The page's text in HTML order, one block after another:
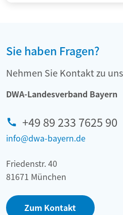
Sie haben Fragen?
Nehmen Sie Kontakt zu
DWA-Landesverband Bayern
+49 89 233 7625 90
info@dwa-bayern.de
Friedenstr. 40
81671 München
Zum Kontakt